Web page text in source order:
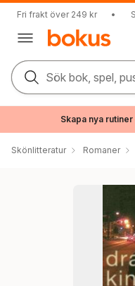
Fri frakt över 249 kr •
Sök bok, spel,
Skapa nya
Skönlitteratur Romaner